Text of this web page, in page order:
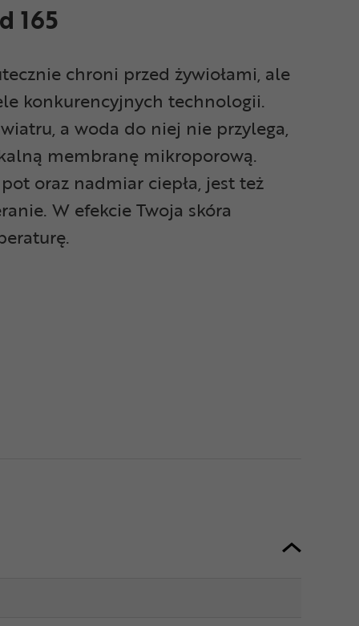
165
chroni przed żywiołami, ale
konkurencyjnych technologii.
a woda do niej nie przylega,
membranę mikroporową.
oraz nadmiar ciepła, jest też
W efekcie Twoja skóra